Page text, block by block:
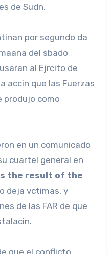
de Sudn.
por segundo da
del sbado
al Ejrcito de
accin que las Fuerzas
produjo como
en un comunicado
cuartel general en
the result of the
deja vctimas, y
de las FAR de que
que el conflicto